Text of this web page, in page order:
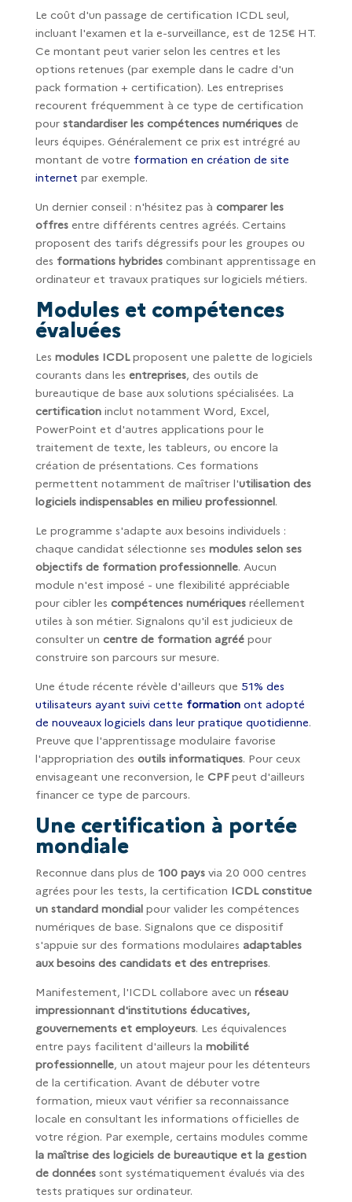
Le coût d'un passage de certification ICDL seul,
incluant l'examen et la e-surveillance, est de 125€ HT.
Ce montant peut varier selon les centres et les
options retenues (par exemple dans le cadre d'un
pack formation + certification). Les entreprises
recourent fréquemment à ce type de certification
pour standardiser les compétences numériquesde
leurs équipes. Généralement ce prix est intrégré au
montant de votre formation en création de site
internet par exemple.
Un dernier conseil : n'hésitez pas à comparer les
offresentre différents centres agréés. Certains
proposent des tarifs dégressifs pour les groupes ou
des formations hybridescombinant apprentissage en
ordinateur et travaux pratiques sur logiciels métiers.
Modules et compétences
évaluées
Les modules ICDLproposent une palette de logiciels
courants dans les entreprises, des outils de
bureautique de base aux solutions spécialisées. La
certificationinclut notamment Word, Excel,
PowerPoint et d'autres applications pour le
traitement de texte, les tableurs, ou encore la
création de présentations. Ces formations
permettent notamment de maîtriser l'utilisation des
logiciels indispensables en milieu professionnel.
Le programme s'adapte aux besoins individuels :
chaque candidat sélectionne ses modules selon ses
objectifs de formation professionnelle. Aucun
module n'est imposé - une flexibilité appréciable
pour cibler les compétences numériquesréellement
utiles à son métier. Signalons qu'il est judicieux de
consulter un centre de formation agréépour
construire son parcours sur mesure.
Une étude récente révèle d'ailleurs que 51% des
utilisateurs ayant suivi cette formationont adopté
de nouveaux logiciels dans leur pratique quotidienne.
Preuve que l'apprentissage modulaire favorise
l'appropriation des outils informatiques. Pour ceux
envisageant une reconversion, le CPFpeut d'ailleurs
financer ce type de parcours.
Une certification à portée
mondiale
Reconnue dans plus de 100 paysvia 20 000 centres
agrées pour les tests, la certification ICDL constitue
un standard mondialpour valider les compétences
numériques de base. Signalons que ce dispositif
s'appuie sur des formations modulaires adaptables
aux besoins des candidats et des entreprises.
Manifestement, l'ICDL collabore avec un réseau
impressionnant d'institutions éducatives,
gouvernements et employeurs. Les équivalences
entre pays facilitent d'ailleurs la mobilité
professionnelle, un atout majeur pour les détenteurs
de la certification. Avant de débuter votre
formation, mieux vaut vérifier sa reconnaissance
locale en consultant les informations officielles de
votre région. Par exemple, certains modules comme
la maîtrise des logiciels de bureautique et la gestion
de donnéessont systématiquement évalués via des
tests pratiques sur ordinateur.